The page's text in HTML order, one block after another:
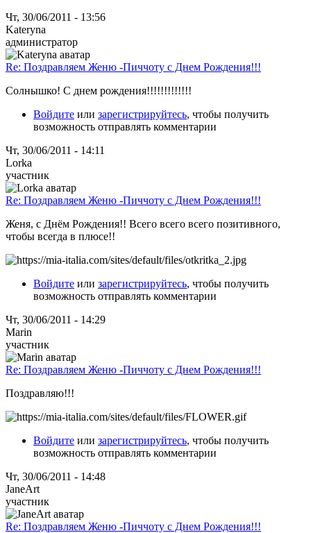
Чт, 30/06/2011 - 13:56
Kateryna
администратор
Re: Поздравляем Женю -Пиччоту с Днем Рождения!!!
Солнышко! С днем рождения!!!!!!!!!!!!!
Войдите или зарегистрируйтесь, чтобы получить
возможность отправлять комментарии
Чт, 30/06/2011 - 14:11
Lorka
участник
Re: Поздравляем Женю -Пиччоту с Днем Рождения!!!
Женя, с Днём Рождения!! Всего всего всего позитивного,
чтобы всегда в плюсе!!
Войдите или зарегистрируйтесь, чтобы получить
возможность отправлять комментарии
Чт, 30/06/2011 - 14:29
Marin
участник
Re: Поздравляем Женю -Пиччоту с Днем Рождения!!!
Поздравляю!!!
Войдите или зарегистрируйтесь, чтобы получить
возможность отправлять комментарии
Чт, 30/06/2011 - 14:48
JaneArt
участник
Re: Поздравляем Женю -Пиччоту с Днем Рождения!!!